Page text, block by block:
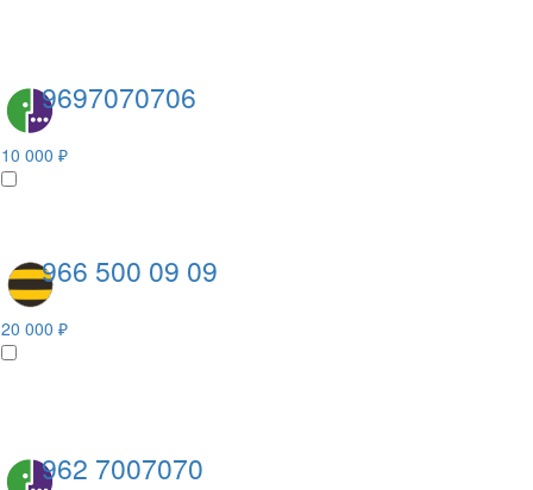
9697070706
10 000 ₽
966 500 09 09
20 000 ₽
962 7007070